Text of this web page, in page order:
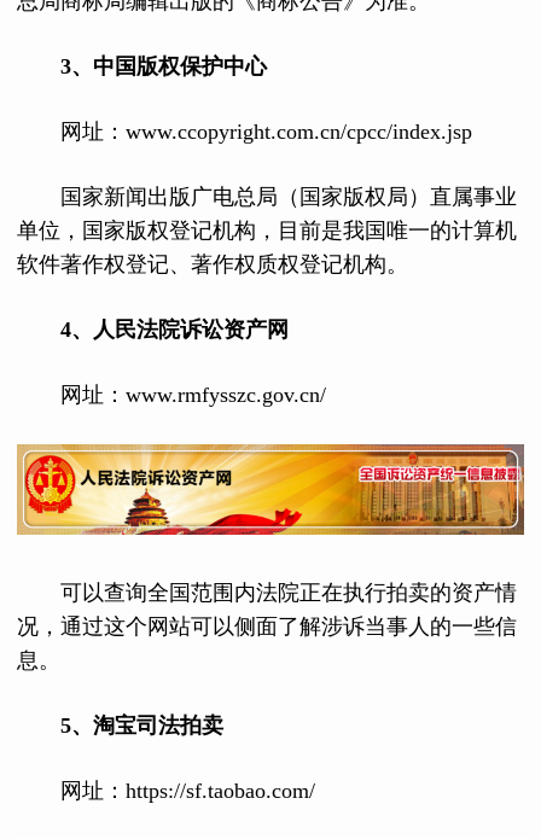
3、 中国版权保护中心
网址：www.ccopyright.com.cn/cpcc/index.jsp
国家新闻出版广电总局（国家版权局）直属事业
单位，国家版权登记机构，目前是我国唯一的计算机
软件著作权登记、著作权质权登记机构。
4、 人民法院诉讼资产网
网址：www.rmfysszc.gov.cn/
可以查询全国范围内法院正在执行拍卖的资产情
况，通过这个网站可以侧面了解涉诉当事人的一些信
息。
5、 淘宝司法拍卖
网址：https://sf.taobao.com/